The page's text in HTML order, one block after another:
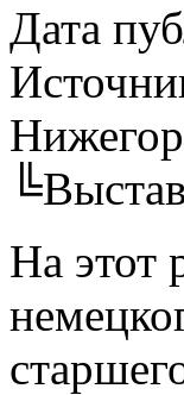
Дата
На этот